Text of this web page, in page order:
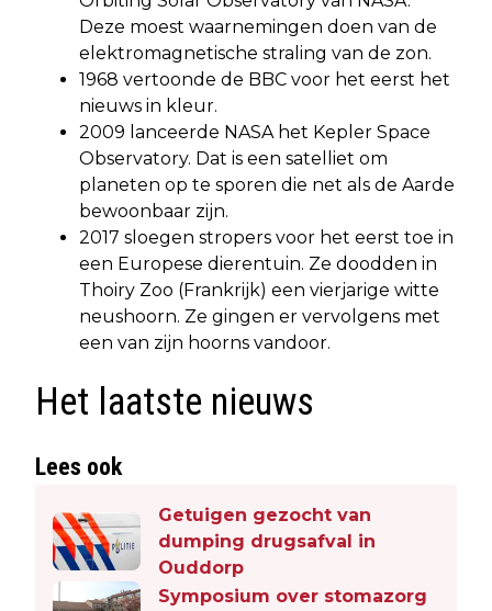
Deze moest waarnemingen doen van de
elektromagnetische straling van de zon.
1968 vertoonde de BBC voor het eerst het
nieuws in kleur.
2009 lanceerde NASA het Kepler Space
Observatory. Dat is een satelliet om
planeten op te sporen die net als de Aarde
bewoonbaar zijn.
2017 sloegen stropers voor het eerst toe in
een Europese dierentuin. Ze doodden in
Thoiry Zoo (Frankrijk) een vierjarige witte
neushoorn. Ze gingen er vervolgens met
een van zijn hoorns vandoor.
Het laatste nieuws
Lees ook
Getuigen gezocht van
dumping drugsafval in
Ouddorp
Symposium over stomazorg